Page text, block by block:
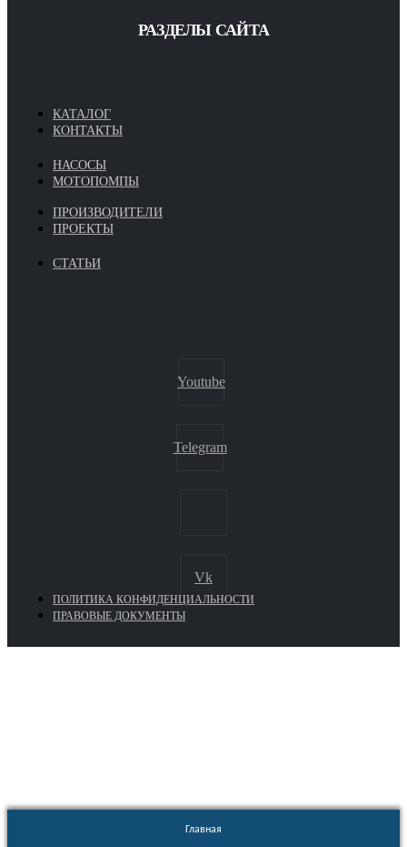
РАЗДЕЛЫ САЙТА
КАТАЛОГ
КОНТАКТЫ
НАСОСЫ
МОТОПОМПЫ
ПРОИЗВОДИТЕЛИ
ПРОЕКТЫ
СТАТЬИ
Youtube
Telegram
Vk
ПОЛИТИКА КОНФИДЕНЦИАЛЬНОСТИ
ПРАВОВЫЕ ДОКУМЕНТЫ
Главная